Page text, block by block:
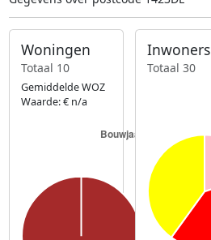
Woningen
Totaal 10
Gemiddelde WOZ
Waarde: € n/a
Inwoners
Totaal 30